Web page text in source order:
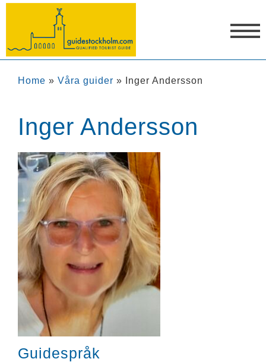
Home » Våra guider » Inger Andersson
Inger Andersson
Guidespråk